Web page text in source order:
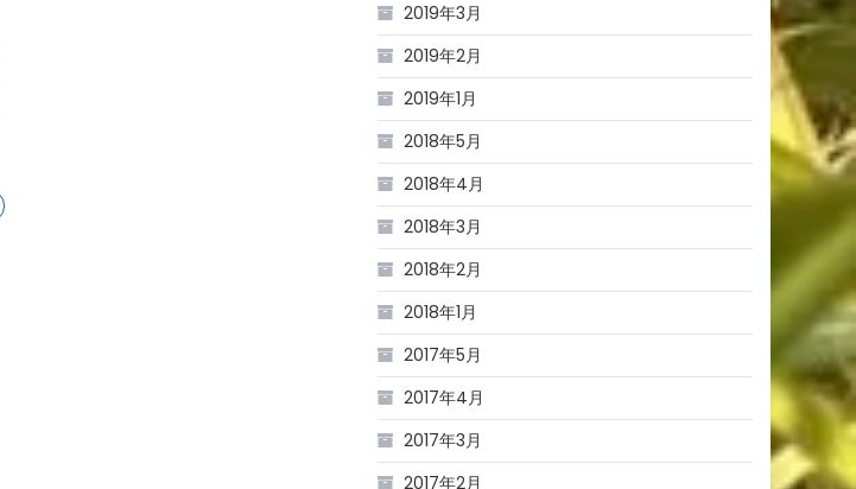
2019年3月
2019年2月
2019年1月
2018年5月
2018年4月
2018年3月
2018年2月
2018年1月
2017年5月
2017年4月
2017年3月
2017年2月